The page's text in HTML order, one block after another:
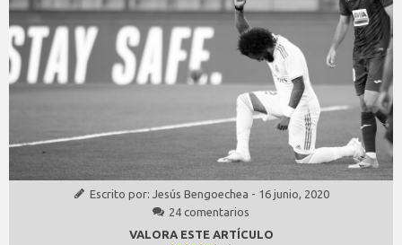
Escrito por: Jesús Bengoechea - 16 junio, 2020
24 comentarios
VALORA ESTE ARTÍCULO